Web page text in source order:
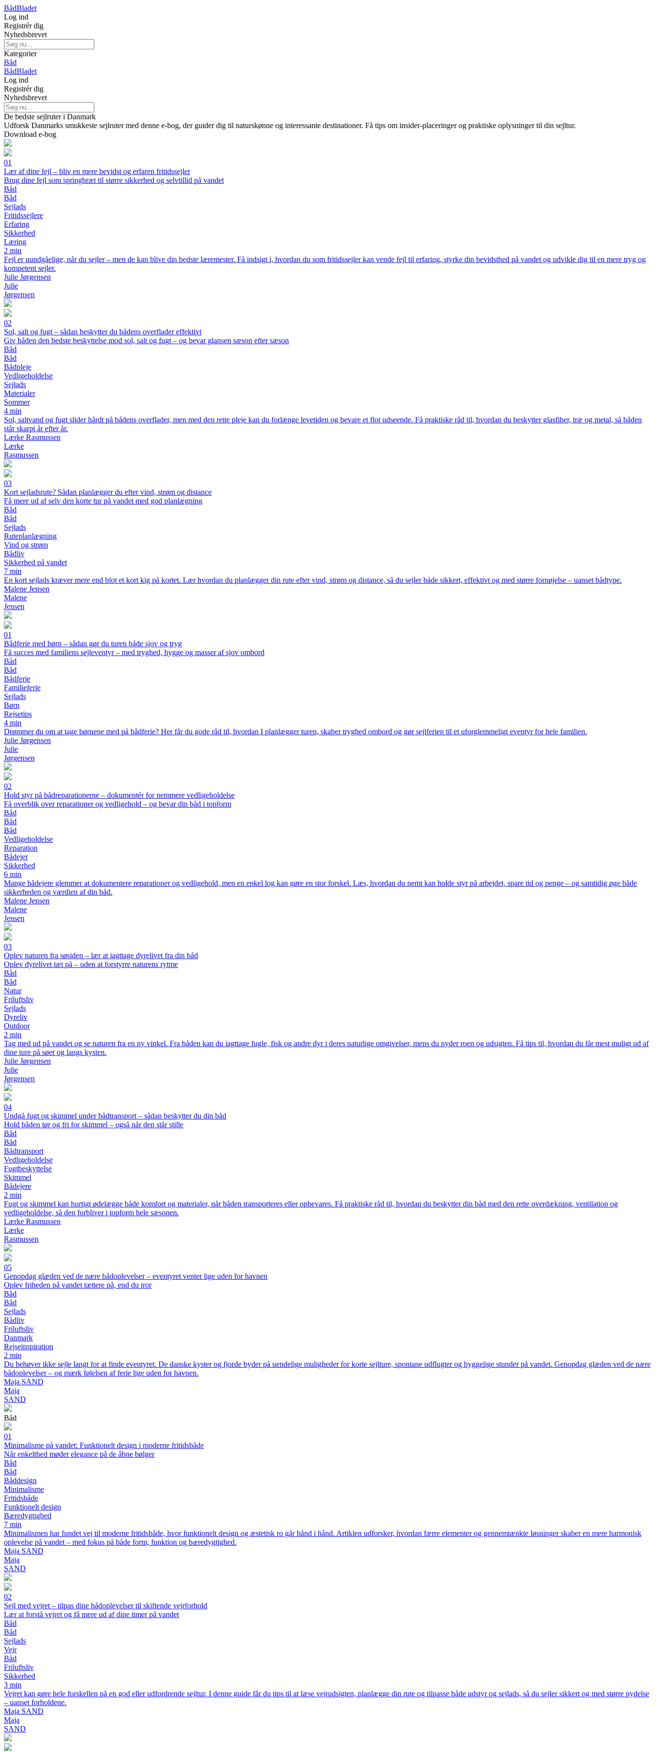
BådBladet
Log ind
Registrér dig
Nyhedsbrevet
Kategorier
Båd
BådBladet
Log ind
Registrér dig
Nyhedsbrevet
De bedste sejlruter i Danmark
Udforsk Danmarks smukkeste sejlruter med denne e-bog, der guider dig til naturskønne og interessante destinationer. Få tips om insider-placeringer og praktiske oplysninger til din sejltur.
Download e-bog
01
Lær af dine fejl – bliv en mere bevidst og erfaren fritidssejler
Brug dine fejl som springbræt til større sikkerhed og selvtillid på vandet
Båd
Båd
Sejlads
Fritidssejlere
Erfaring
Sikkerhed
Læring
2 min
Fejl er uundgåelige, når du sejler – men de kan blive din bedste læremester. Få indsigt i, hvordan du som fritidssejler kan vende fejl til erfaring, styrke din bevidsthed på vandet og udvikle dig til en mere tryg og
kompetent sejler.
Julie Jørgensen
Julie
Jørgensen
02
Sol, salt og fugt – sådan beskytter du bådens overflader effektivt
Giv båden den bedste beskyttelse mod sol, salt og fugt – og bevar glansen sæson efter sæson
Båd
Båd
Bådpleje
Vedligeholdelse
Sejlads
Materialer
Sommer
4 min
Sol, saltvand og fugt slider hårdt på bådens overflader, men med den rette pleje kan du forlænge levetiden og bevare et flot udseende. Få praktiske råd til, hvordan du beskytter glasfiber, træ og metal, så båden
står skarpt år efter år.
Lærke Rasmussen
Lærke
Rasmussen
03
Kort sejladsrute? Sådan planlægger du efter vind, strøm og distance
Få mere ud af selv den korte tur på vandet med god planlægning
Båd
Båd
Sejlads
Ruteplanlægning
Vind og strøm
Bådliv
Sikkerhed på vandet
7 min
En kort sejlads kræver mere end blot et kort kig på kortet. Lær hvordan du planlægger din rute efter vind, strøm og distance, så du sejler både sikkert, effektivt og med større fornøjelse – uanset bådtype.
Malene Jensen
Malene
Jensen
01
Bådferie med børn – sådan gør du turen både sjov og tryg
Få succes med familiens sejleventyr – med tryghed, hygge og masser af sjov ombord
Båd
Båd
Bådferie
Familieferie
Sejlads
Børn
Rejsetips
4 min
Drømmer du om at tage børnene med på bådferie? Her får du gode råd til, hvordan I planlægger turen, skaber tryghed ombord og gør sejlferien til et uforglemmeligt eventyr for hele familien.
Julie Jørgensen
Julie
Jørgensen
02
Hold styr på bådreparationerne – dokumentér for nemmere vedligeholdelse
Få overblik over reparationer og vedligehold – og bevar din båd i topform
Båd
Båd
Båd
Vedligeholdelse
Reparation
Bådejer
Sikkerhed
6 min
Mange bådejere glemmer at dokumentere reparationer og vedligehold, men en enkel log kan gøre en stor forskel. Læs, hvordan du nemt kan holde styr på arbejdet, spare tid og penge – og samtidig øge både
sikkerheden og værdien af din båd.
Malene Jensen
Malene
Jensen
03
Oplev naturen fra søsiden – lær at iagttage dyrelivet fra din båd
Oplev dyrelivet tæt på – uden at forstyrre naturens rytme
Båd
Båd
Natur
Friluftsliv
Sejlads
Dyreliv
Outdoor
2 min
Tag med ud på vandet og se naturen fra en ny vinkel. Fra båden kan du iagttage fugle, fisk og andre dyr i deres naturlige omgivelser, mens du nyder roen og udsigten. Få tips til, hvordan du får mest muligt ud af
dine ture på søer og langs kysten.
Julie Jørgensen
Julie
Jørgensen
04
Undgå fugt og skimmel under bådtransport – sådan beskytter du din båd
Hold båden tør og fri for skimmel – også når den står stille
Båd
Båd
Bådtransport
Vedligeholdelse
Fugtbeskyttelse
Skimmel
Bådejere
2 min
Fugt og skimmel kan hurtigt ødelægge både komfort og materialer, når båden transporteres eller opbevares. Få praktiske råd til, hvordan du beskytter din båd med den rette overdækning, ventilation og
vedligeholdelse, så den forbliver i topform hele sæsonen.
Lærke Rasmussen
Lærke
Rasmussen
05
Genopdag glæden ved de nære bådoplevelser – eventyret venter lige uden for havnen
Oplev friheden på vandet tættere på, end du tror
Båd
Båd
Sejlads
Bådliv
Friluftsliv
Danmark
Rejseinspiration
2 min
Du behøver ikke sejle langt for at finde eventyret. De danske kyster og fjorde byder på uendelige muligheder for korte sejlture, spontane udflugter og hyggelige stunder på vandet. Genopdag glæden ved de nære
bådoplevelser – og mærk følelsen af ferie lige uden for havnen.
Maja SAND
Maja
SAND
Båd
01
Minimalisme på vandet: Funktionelt design i moderne fritidsbåde
Når enkelthed møder elegance på de åbne bølger
Båd
Båd
Båddesign
Minimalisme
Fritidsbåde
Funktionelt design
Bæredygtighed
7 min
Minimalismen har fundet vej til moderne fritidsbåde, hvor funktionelt design og æstetisk ro går hånd i hånd. Artiklen udforsker, hvordan færre elementer og gennemtænkte løsninger skaber en mere harmonisk
oplevelse på vandet – med fokus på både form, funktion og bæredygtighed.
Maja SAND
Maja
SAND
02
Sejl med vejret – tilpas dine bådoplevelser til skiftende vejrforhold
Lær at forstå vejret og få mere ud af dine timer på vandet
Båd
Båd
Sejlads
Vejr
Båd
Friluftsliv
Sikkerhed
3 min
Vejret kan gøre hele forskellen på en god eller udfordrende sejltur. I denne guide får du tips til at læse vejrudsigten, planlægge din rute og tilpasse både udstyr og sejlads, så du sejler sikkert og med større nydelse
– uanset forholdene.
Maja SAND
Maja
SAND